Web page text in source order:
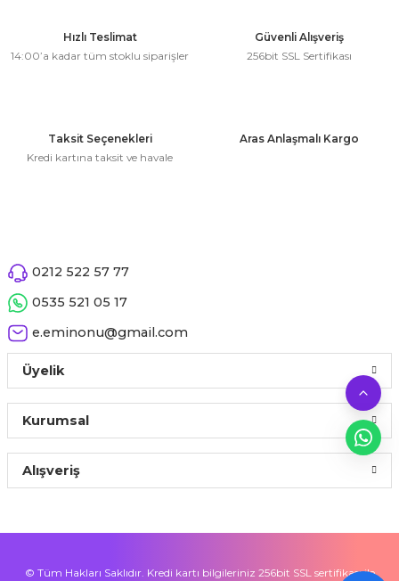
Hızlı Teslimat
14:00’a kadar tüm stoklu siparişler
Güvenli Alışveriş
256bit SSL Sertifikası
Taksit Seçenekleri
Kredi kartına taksit ve havale
Aras Anlaşmalı Kargo
0212 522 57 77
0535 521 05 17
e.eminonu@gmail.com
Üyelik
Kurumsal
Alışveriş
© Tüm Hakları Saklıdır. Kredi kartı bilgileriniz 256bit SSL sertifikası ile